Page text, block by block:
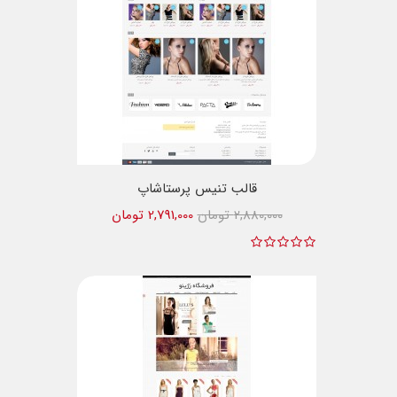
قالب تنیس پرستاشاپ
2,791,000 تومان
2,880,000 تومان